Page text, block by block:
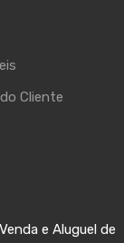
Cliente
e Aluguel de